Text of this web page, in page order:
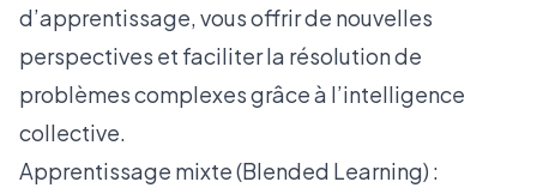
d’apprentissage, vous offrir de nouvelles
perspectives et faciliter la résolution de
problèmes complexes grâce à l’intelligence
collective.
Apprentissage mixte (Blended Learning) :